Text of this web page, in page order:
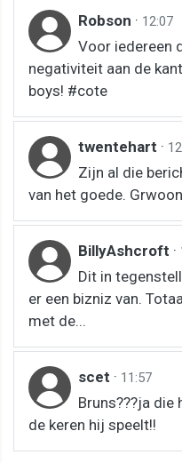
Robson · 12:07
Voor iedereen
negativiteit aan de
boys! #cote
twentehart ·
Zijn al die
van het goede.
BillyAshcroft ·
Dit in
er een bizniz van.
met de...
scet · 11:57
Bruns???ja
de keren hij speelt!!